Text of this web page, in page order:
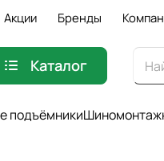
Акции Бренды
Каталог
подъёмники